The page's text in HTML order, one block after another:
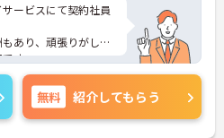
ービスにて契約社員
あり、頑張りがしっ
す。
イントなど、さらに
気軽にご相談くださ
無料 紹介してもらう